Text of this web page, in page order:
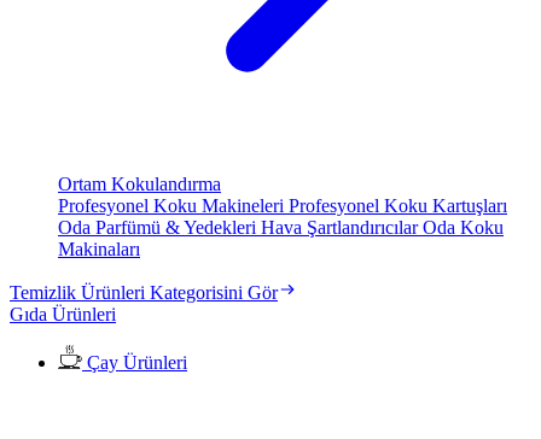
Ortam Kokulandırma
Profesyonel Koku Makineleri Profesyonel Koku Kartuşları
Oda Parfümü & Yedekleri Hava ŞartlandırıcılarOda Koku
Makinaları
Temizlik Ürünleri Kategorisini Gör
Gıda Ürünleri
Çay Ürünleri